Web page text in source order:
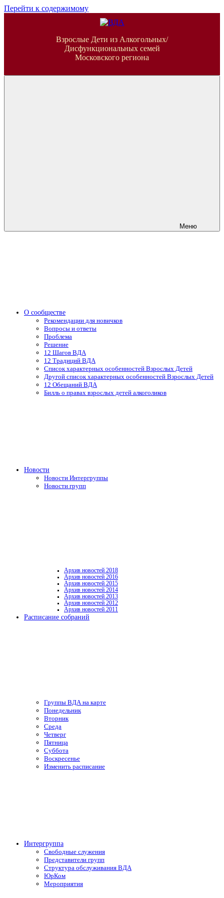
Перейти к содержимому
ВДАВзрослые Дети из Алкогольных/
Дисфункциональных семей
Московского региона
Меню
О сообществе
Рекомендации для новичков
Вопросы и ответы
Проблема
Решение
12 Шагов ВДА
12 Традиций ВДА
Список характерных особенностей Взрослых Детей
Другой список характерных особенностей Взрослых Детей
12 Обещаний ВДА
Билль о правах взрослых детей алкоголиков
Новости
Новости Интергруппы
Новости групп
Архив новостей 2018
Архив новостей 2016
Архив новостей 2015
Архив новостей 2014
Архив новостей 2013
Архив новостей 2012
Архив новостей 2011
Расписание собраний
Группы ВДА на карте
Понедельник
Вторник
Среда
Четверг
Пятница
Суббота
Воскресенье
Изменить расписание
Интергруппа
Свободные служения
Представители групп
Структура обслуживания ВДА
ЮрКом
Мероприятия